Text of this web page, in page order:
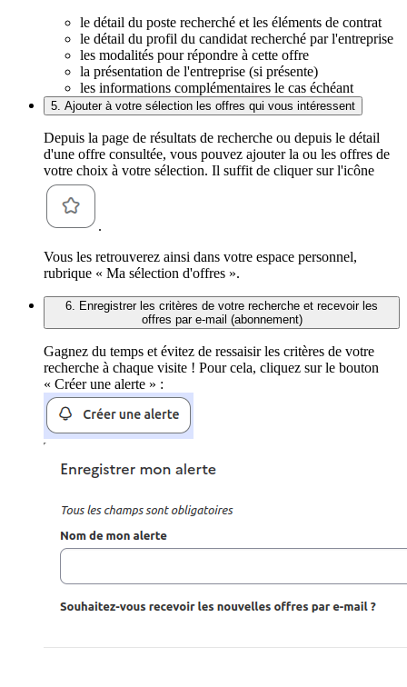
le détail du poste recherché et les éléments de contrat
le détail du profil du candidat recherché par l'entreprise
les modalités pour répondre à cette offre
la présentation de l'entreprise (si présente)
les informations complémentaires le cas échéant
5. Ajouter à votre sélection les offres qui vous intéressent
Depuis la page de résultats de recherche ou depuis le détail
d'une offre consultée, vous pouvez ajouter la ou les offres de
votre choix à votre sélection. Il suffit de cliquer sur l'icône
.
Vous les retrouverez ainsi dans votre espace personnel,
rubrique « Ma sélection d'offres ».
6. Enregistrer les critères de votre recherche et recevoir les
offres par e-mail (abonnement)
Gagnez du temps et évitez de ressaisir les critères de votre
recherche à chaque visite ! Pour cela, cliquez sur le bouton
« Créer une alerte » :